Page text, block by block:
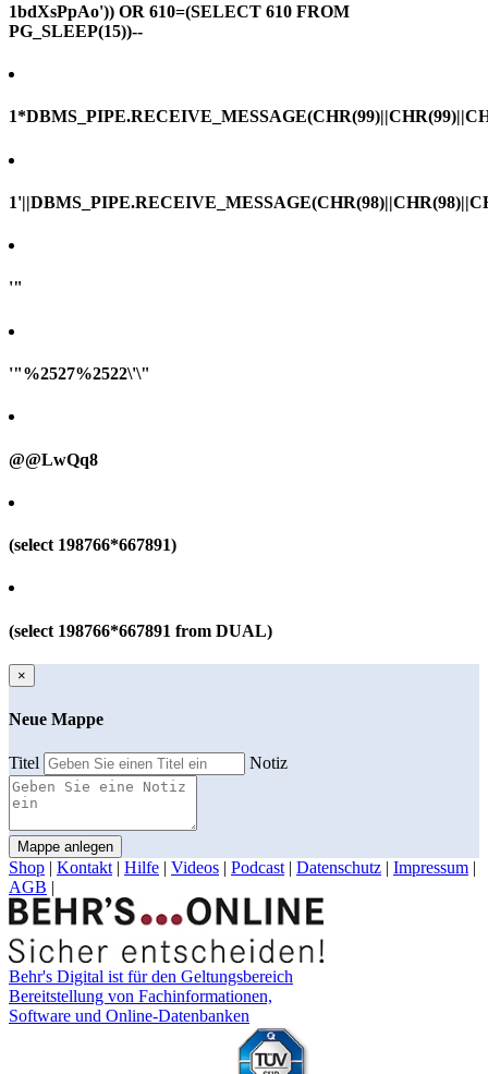
1bdXsPpAo')) OR 610=(SELECT 610 FROM
PG_SLEEP(15))--
'"
'"%2527%2522\'\"
@@LwQq8
(select 198766*667891)
(select 198766*667891 from DUAL)
×
Neue Mappe
Titel Notiz
Mappe anlegen
Shop | Kontakt | Hilfe | Videos | Podcast | Datenschutz | Impressum |
AGB |
Behr's Digital ist für den Geltungsbereich
Bereitstellung von Fachinformationen,
Software und Online-Datenbanken